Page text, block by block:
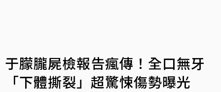
于朦朧屍檢報告瘋傳！全口無牙
「下體撕裂」超驚悚傷勢曝光